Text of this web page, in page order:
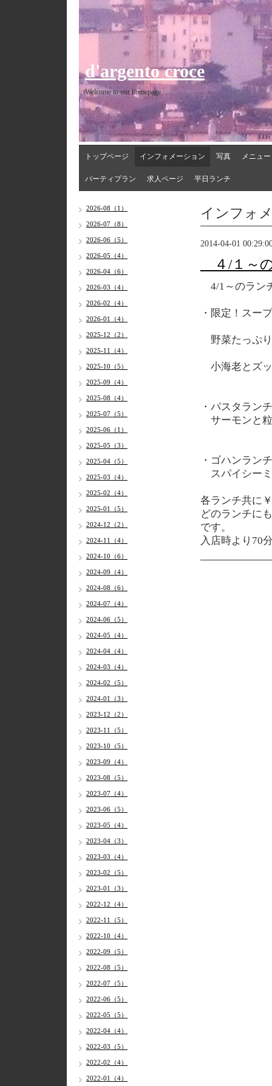
d'argento croce
Welcome to our homepage
トップページ インフォメーション 写真 メニュー
パーティプラン 求人ページ 平日ランチ
インフォ
2014-04-01
４/１～
4/1～のラン
・限定！スー
野菜たっぷ
小海老とズ
・パスタランチ
サーモンと
・ゴハンランチ
スパイシー
各ランチ共に
どのランチに
です。
入店時より70
2026-08（1）
2026-07（8）
2026-06（5）
2026-05（4）
2026-04（6）
2026-03（4）
2026-02（4）
2026-01（4）
2025-12（2）
2025-11（4）
2025-10（5）
2025-09（4）
2025-08（4）
2025-07（5）
2025-06（1）
2025-05（3）
2025-04（5）
2025-03（4）
2025-02（4）
2025-01（5）
2024-12（2）
2024-11（4）
2024-10（6）
2024-09（4）
2024-08（6）
2024-07（4）
2024-06（5）
2024-05（4）
2024-04（4）
2024-03（4）
2024-02（5）
2024-01（3）
2023-12（2）
2023-11（5）
2023-10（5）
2023-09（4）
2023-08（5）
2023-07（4）
2023-06（5）
2023-05（4）
2023-04（3）
2023-03（4）
2023-02（5）
2023-01（3）
2022-12（4）
2022-11（5）
2022-10（4）
2022-09（5）
2022-08（5）
2022-07（5）
2022-06（5）
2022-05（5）
2022-04（4）
2022-03（5）
2022-02（4）
2022-01（4）